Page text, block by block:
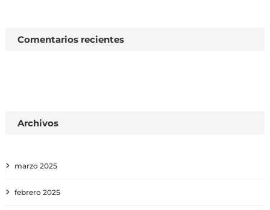
Comentarios recientes
Archivos
marzo 2025
febrero 2025